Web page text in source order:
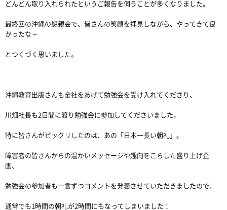
どんどん取り入れられたというご報告を伺うことが多くなりました。
最終回の沖縄の懇親会で、皆さんの笑顔を拝見しながら、やってきて良
かったな～
とつくづく思いました。
沖縄教育出版さんも全社をあげて勉強会を受け入れてくださり、
川畑社長も2日間に渡り勉強会に参加してくださいました。
特に皆さんがビックリしたのは、あの「日本一長い朝礼」。
障害者の皆さんからの温かいメッセージや趣向をこらした盛り上げ企
画、
勉強会の参加者も一言ずつコメントを発表させていただきましたので、
通常でも1時間の朝礼が2時間にもなってしまいました！